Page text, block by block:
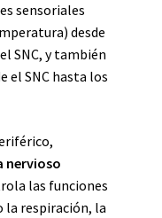
sensoriales
desde
SNC, y también
el SNC hasta los
nervioso
las funciones
la respiración, la